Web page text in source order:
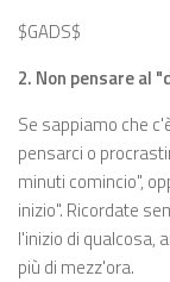
$GADS$
2. Non pensare al
Se sappiamo che
pensarci o
minuti comincio",
inizio". Ricordate
l'inizio di qualcosa,
più di mezz'ora.